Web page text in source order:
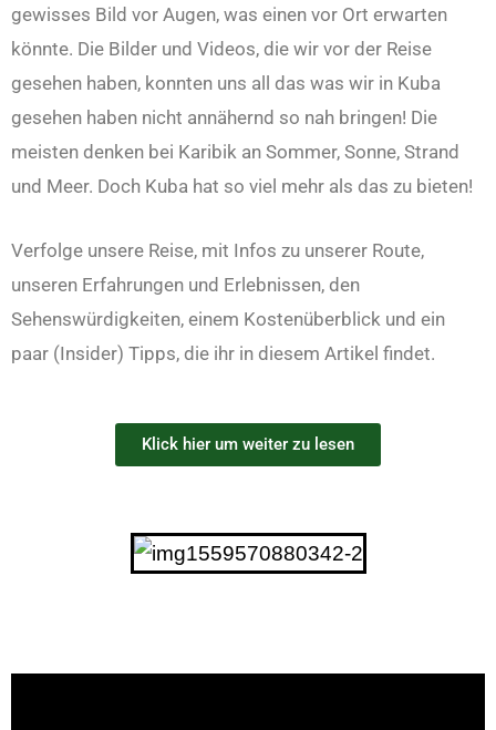
gewisses Bild vor Augen, was einen vor Ort erwarten
könnte. Die Bilder und Videos, die wir vor der Reise
gesehen haben, konnten uns all das was wir in Kuba
gesehen haben nicht annähernd so nah bringen! Die
meisten denken bei Karibik an Sommer, Sonne, Strand
und Meer. Doch Kuba hat so viel mehr als das zu bieten!
Verfolge unsere Reise, mit Infos zu unserer Route,
unseren Erfahrungen und Erlebnissen, den
Sehenswürdigkeiten, einem Kostenüberblick und ein
paar (Insider) Tipps, die ihr in diesem Artikel findet.
Klick hier um weiter zu lesen